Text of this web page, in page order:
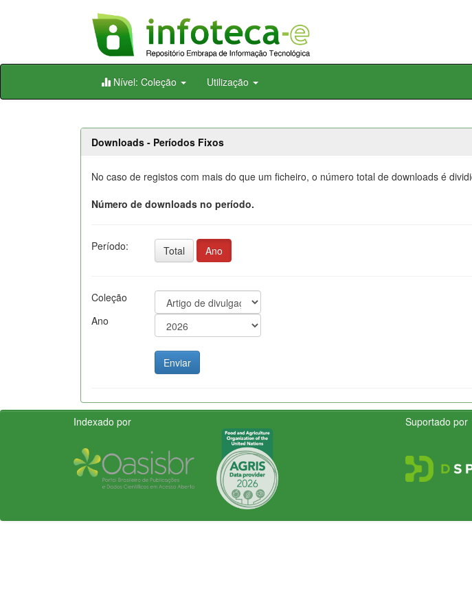
Skip
Nível: Coleção Utilização
Downloads - Períodos Fixos
No caso de registos com mais do que um ficheiro, o número total de downloads é
Número de downloads no período.
Período: Total Ano
Coleção
Ano
Indexado por Suportado por